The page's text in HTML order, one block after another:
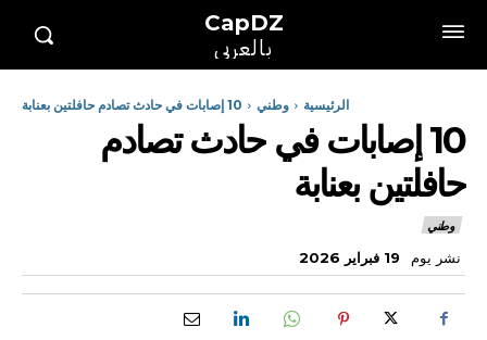
CapDZ
بالعربي
الرئيسية وطني 10 إصابات في حادث تصادم حافلتين بعنابة
10 إصابات في حادث تصادم
حافلتين بعنابة
وطني
نشر يوم 19 فبراير 2026